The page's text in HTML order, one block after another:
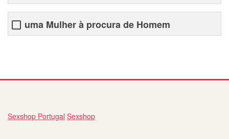
uma Mulher à procura de Homem
Sexshop Portugal Sexshop